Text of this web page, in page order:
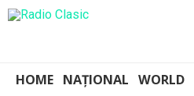
HOME NAȚIONAL WORLD